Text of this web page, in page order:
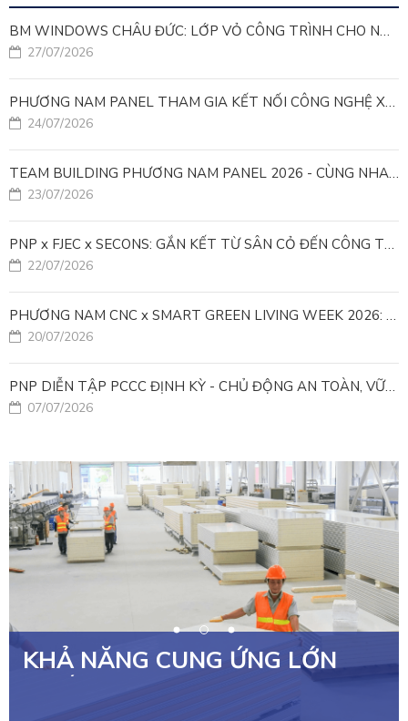
BM WINDOWS CHÂU ĐỨC: LỚP VỎ CÔNG TRÌNH CHO NHÀ MÁY LEED GOLD
27/07/2026
PHƯƠNG NAM PANEL THAM GIA KẾT NỐI CÔNG NGHỆ XANH VÌ MỤC TIÊU PHÁT TRIỂN BỀN VỮNG
24/07/2026
TEAM BUILDING PHƯƠNG NAM PANEL 2026 - CÙNG NHAU ĐI XA, CÙNG NHAU LỚN MẠNH
23/07/2026
PNP x FJEC x SECONS: GẮN KẾT TỪ SÂN CỎ ĐẾN CÔNG TRÌNH
22/07/2026
PHƯƠNG NAM CNC x SMART GREEN LIVING WEEK 2026: KIẾN TẠO ĐÔ THỊ XANH TỪ NHỮNG GIẢI PHÁP FACADE
20/07/2026
PNP DIỄN TẬP PCCC ĐỊNH KỲ - CHỦ ĐỘNG AN TOÀN, VỮNG VÀNG VẬN HÀNH
07/07/2026
KHẢ NĂNG CUNG ỨNG LỚN